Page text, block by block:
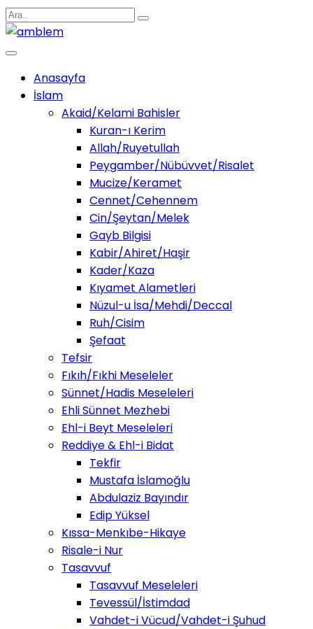
Anasayfa
İslam
Akaid/Kelami Bahisler
Kuran-ı Kerim
Allah/Ruyetullah
Peygamber/Nübüvvet/Risalet
Mucize/Keramet
Cennet/Cehennem
Cin/Şeytan/Melek
Gayb Bilgisi
Kabir/Ahiret/Haşir
Kader/Kaza
Kıyamet Alametleri
Nüzul-u İsa/Mehdi/Deccal
Ruh/Cisim
Şefaat
Tefsir
Fıkıh/Fıkhi Meseleler
Sünnet/Hadis Meseleleri
Ehli Sünnet Mezhebi
Ehl-i Beyt Meseleleri
Reddiye & Ehl-i Bidat
Tekfir
Mustafa İslamoğlu
Abdulaziz Bayındır
Edip Yüksel
Kıssa-Menkıbe-Hikaye
Risale-i Nur
Tasavvuf
Tasavvuf Meseleleri
Tevessül/İstimdad
Vahdet-i Vücud/Vahdet-i Şuhud